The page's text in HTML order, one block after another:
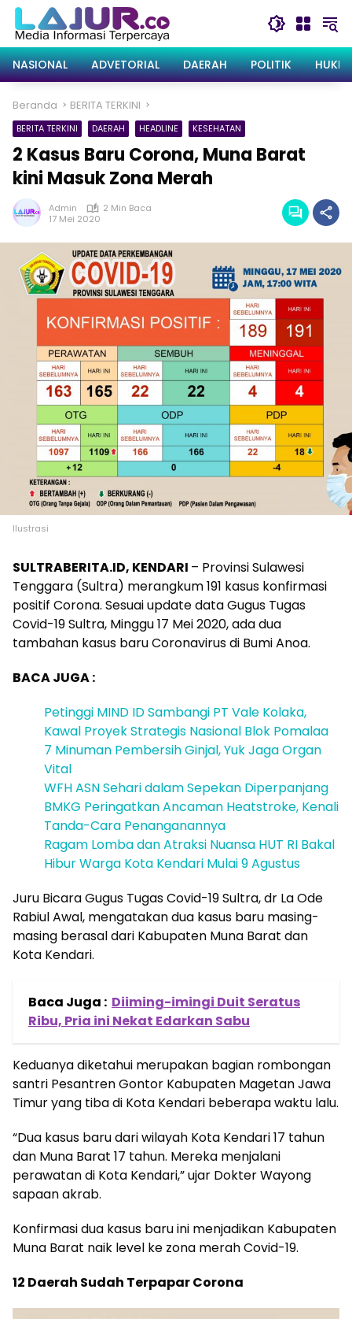
Langsung
konten
NASIONAL
ADVETORIAL DAERAH POLITIK
Beranda BERITA TERKINI
BERITA TERKINI DAERAH HEADLINE KESEHATAN
2 Kasus Baru Corona, Muna Barat
kini Masuk Zona Merah
Admin
2 Min Baca
17 Mei 2020
Ilustrasi
SULTRABERITA.ID, KENDARI – Provinsi Sulawesi
Tenggara (Sultra) merangkum 191 kasus konfirmasi
positif Corona. Sesuai update data Gugus Tugas
Covid-19 Sultra, Minggu 17 Mei 2020, ada dua
tambahan kasus baru Coronavirus di Bumi Anoa.
BACA JUGA :
Petinggi MIND ID Sambangi PT Vale Kolaka,
Kawal Proyek Strategis Nasional Blok Pomalaa
7 Minuman Pembersih Ginjal, Yuk Jaga Organ
Vital
WFH ASN Sehari dalam Sepekan Diperpanjang
BMKG Peringatkan Ancaman Heatstroke, Kenali
Tanda-Cara Penanganannya
Ragam Lomba dan Atraksi Nuansa HUT RI Bakal
Hibur Warga Kota Kendari Mulai 9 Agustus
Juru Bicara Gugus Tugas Covid-19 Sultra, dr La Ode
Rabiul Awal, mengatakan dua kasus baru masing-
masing berasal dari Kabupaten Muna Barat dan
Kota Kendari.
Baca Juga : Diiming-imingi Duit Seratus
Ribu, Pria ini Nekat Edarkan Sabu
Keduanya diketahui merupakan bagian rombongan
santri Pesantren Gontor Kabupaten Magetan Jawa
Timur yang tiba di Kota Kendari beberapa waktu lalu.
“Dua kasus baru dari wilayah Kota Kendari 17 tahun
dan Muna Barat 17 tahun. Mereka menjalani
perawatan di Kota Kendari,” ujar Dokter Wayong
sapaan akrab.
Konfirmasi dua kasus baru ini menjadikan Kabupaten
Muna Barat naik level ke zona merah Covid-19.
12 Daerah Sudah Terpapar Corona